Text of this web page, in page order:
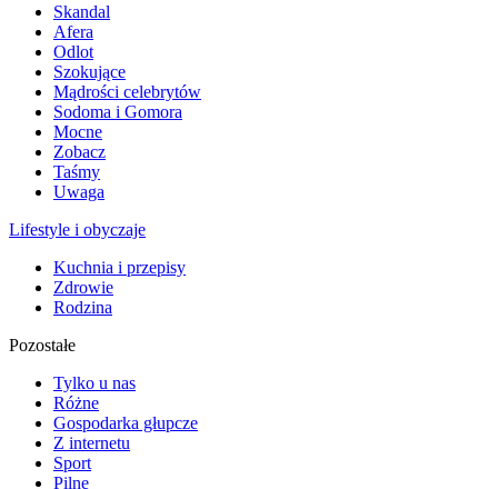
Skandal
Afera
Odlot
Szokujące
Mądrości celebrytów
Sodoma i Gomora
Mocne
Zobacz
Taśmy
Uwaga
Lifestyle i obyczaje
Kuchnia i przepisy
Zdrowie
Rodzina
Pozostałe
Tylko u nas
Różne
Gospodarka głupcze
Z internetu
Sport
Pilne